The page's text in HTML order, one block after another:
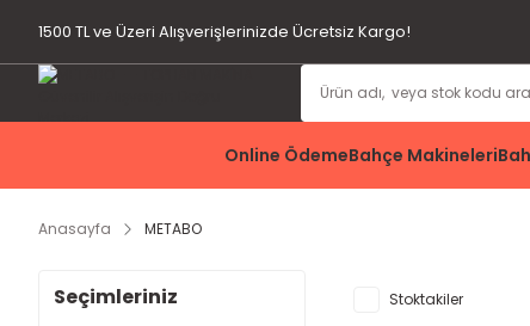
1500 TL ve Üzeri Alışverişlerinizde Ücretsiz Kargo!
Online ÖdemeBahçe Makineleri
Anasayfa METABO
Seçimleriniz Stoktakiler